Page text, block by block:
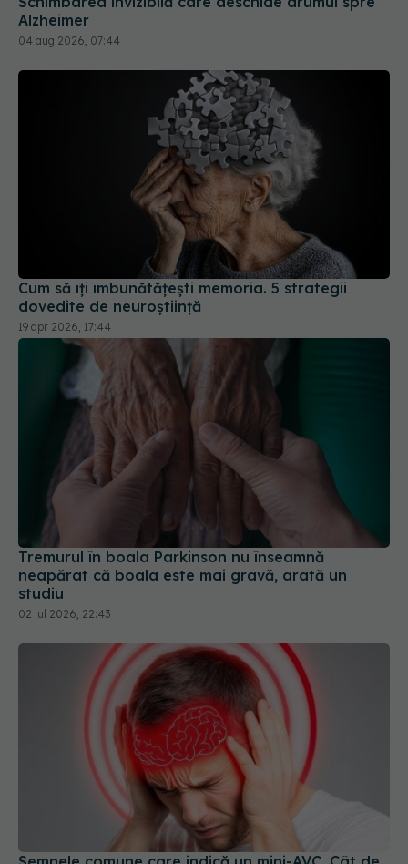
Alzheimer
04 aug 2026, 07:44
Cum să îți îmbunătățești memoria. 5 strategii
dovedite de neuroștiință
19 apr 2026, 17:44
Tremurul în boala Parkinson nu înseamnă
neapărat că boala este mai gravă, arată un
studiu
02 iul 2026, 22:43